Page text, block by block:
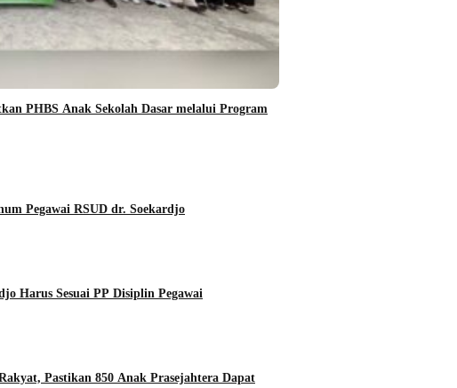
PHBS Anak Sekolah Dasar melalui Program
Pegawai RSUD dr. Soekardjo
Harus Sesuai PP Disiplin Pegawai
Pastikan 850 Anak Prasejahtera Dapat